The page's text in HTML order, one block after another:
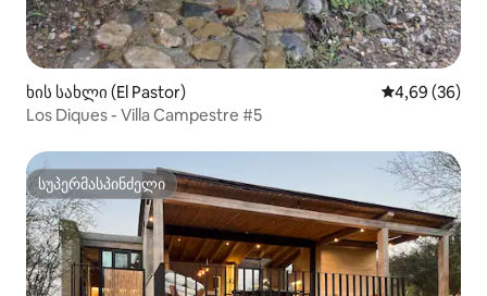
ხის სახლი (El Pastor) საშუალო
4,69 (36)
Los Diques - Villa Campestre #5
სუპერმასპინძელი
სუპერმასპინძელი